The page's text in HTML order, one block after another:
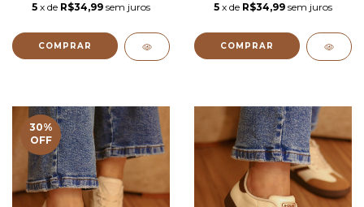
5 x de R$34,99 sem juros
COMPRAR
5 x de R$34,99 sem juros
COMPRAR
30%
OFF